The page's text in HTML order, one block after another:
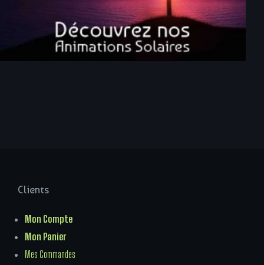
Clients
Mon Compte
Mon Panier
Mes Commandes